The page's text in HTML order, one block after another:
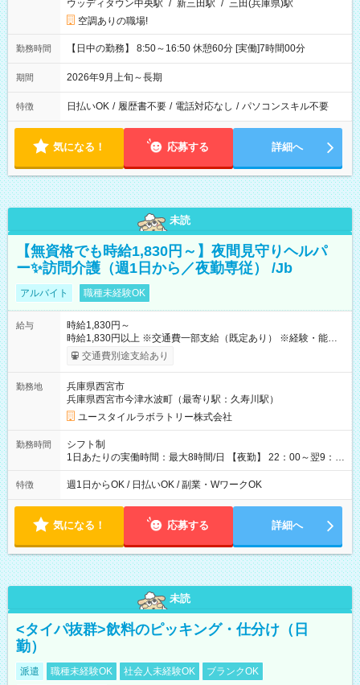
ウッディタウン中央駅 / 新三田駅 / 三田(兵庫県)駅
空調ありの職場!
勤務時間 【日中の勤務】 8:50～16:50 休憩60分 [実働]7時間00分
期間 2026年9月上旬～長期
特徴 日払いOK / 履歴書不要 / 電話対応なし / パソコンスキル不要
気になる！ 応募する 詳細へ
未読
【無資格でも時給1,830円～】夜間見守りヘルパ
ー✨訪問介護（週1日から／夜勤専従） /Jb
アルバイト 職種未経験OK
給与
時給1,830円～
時給1,830円以上 ※交通費一部支給（既定あり） ※経験・能力を
考慮して決定します 【収入例】 週1回勤務の場合：1,830円×8時
間×4回=5万8,560円 週3回勤務の場合：1,830円×8時間×12回
月 ※ 雇用形態と給与に、本採用時と異なる部分があります。 雇
用形態：本採用時と同じです。 給与：時給 1,550円以上
交通費別途支給あり
勤務地
兵庫県西宮市
兵庫県西宮市今津水波町（最寄り駅：久寿川駅）
ユースタイルラボラトリー株式会社
勤務時間
シフト制
1日あたりの実働時間：最大8時間/日 【夜勤】 22：00～翌9：
00 ※週1日～OK ／ 夜勤専従 ＊＊ 勤務時間例 ＊＊ ■22時か
ら翌7時 ■23時から翌8時 ■24時から翌9時 など ※上記の時間
ます。 ※曜日固定（毎週同じ曜日での勤務となります）
特徴 週1日からOK / 日払いOK / 副業・WワークOK
気になる！ 応募する 詳細へ
未読
<タイパ抜群>飲料のピッキング・仕分け（日
勤）
派遣 職種未経験OK 社会人未経験OK
ブランクOK